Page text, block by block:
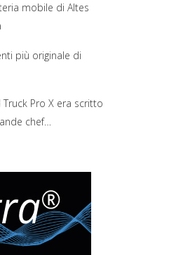
mobile di Altes
più originale di
Pro X era scritto
chef…